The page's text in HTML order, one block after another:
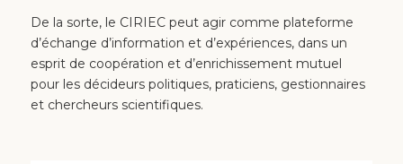
De la sorte, le CIRIEC peut agir comme plateforme
d’échange d’information et d’expériences, dans un
esprit de coopération et d’enrichissement mutuel
pour les décideurs politiques, praticiens, gestionnaires
et chercheurs scientifiques.